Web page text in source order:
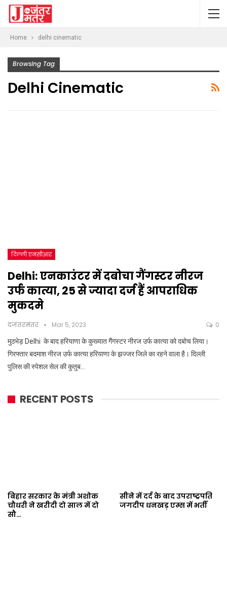
Home delhi cinematic
Browsing Tag
Delhi Cinematic
दिल्ली एनसीआर
Delhi: एनकाउंटर में दबोचा गैंगस्टर नीरज
उर्फ कात्या, 25 से ज्यादा दर्ज हैं आपराधिक
मुकदमे
दजंतरमंतर Mar 5, 2023 0
मुठभेड़ Delhi के बाद हरियाणा के कुख्यात गैंगस्टर नीरज उर्फ कात्या को दबोच लिया।
गिरफ्तार बदमाश नीरज उर्फ कात्या हरियाणा के झज्जर जिले का रहने वाला है। दिल्ली
पुलिस की स्पेशल सेल की कुतुब…
RECENT POSTS
बिहार सरकार के मंत्री अशोक
चौधरी ने खरीदी दो साल में दो
सौ…
सीने में दर्द के बाद उपराष्ट्रपति
जगदीप धनखड़ एम्स में भर्ती